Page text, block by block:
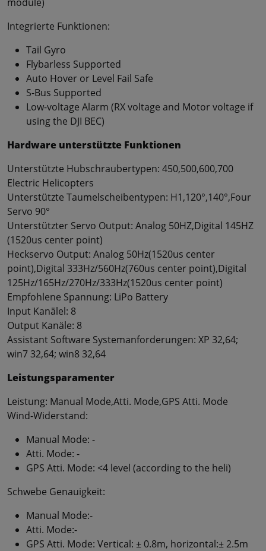
Integrierte Funktionen:
Tail Gyro
Flybarless Supported
Auto Hover or Level Fail Safe
S-Bus Supported
Low-voltage Alarm (RX voltage and Motor voltage if
using the DJI BEC)
Hardware unterstützte Funktionen
Unterstützte Hubschraubertypen: 450,500,600,700
Electric Helicopters
Unterstützte Taumelscheibentypen: H1,120°,140°,Four
Servo 90°
Unterstützter Servo Output: Analog 50HZ,Digital 145HZ
(1520us center point)
Heckservo Output: Analog 50Hz(1520us center
point),Digital 333Hz/560Hz(760us center point),Digital
125Hz/165Hz/270Hz/333Hz(1520us center point)
Empfohlene Spannung: LiPo Battery
Input Kanälel: 8
Output Kanäle: 8
Assistant Software Systemanforderungen: XP 32,64;
win7 32,64; win8 32,64
Leistungsparamenter
Leistung: Manual Mode,Atti. Mode,GPS Atti. Mode
Wind-Widerstand:
Manual Mode: -
Atti. Mode: -
GPS Atti. Mode: <4 level (according to the heli)
Schwebe Genauigkeit:
Manual Mode:-
Atti. Mode:-
GPS Atti. Mode: Vertical: ± 0.8m, horizontal:± 2.5m